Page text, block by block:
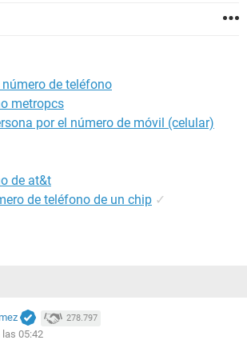
de teléfono
metropcs
por el número de móvil (celular)
de at&t
de teléfono de un chip ✓
278.797
las 05:42